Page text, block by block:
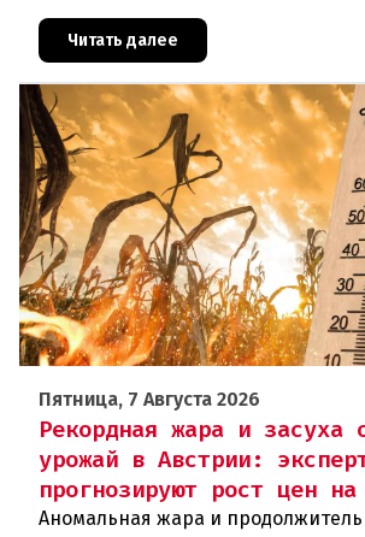
показателя по ЕС (34,9 евро).
конкурентное о
Читать далее
Пятница, 7 Августа 2026
Рекордная жара и засуха
урожай в Австрии:
прогнозируют рост цен на
Аномальная жара и